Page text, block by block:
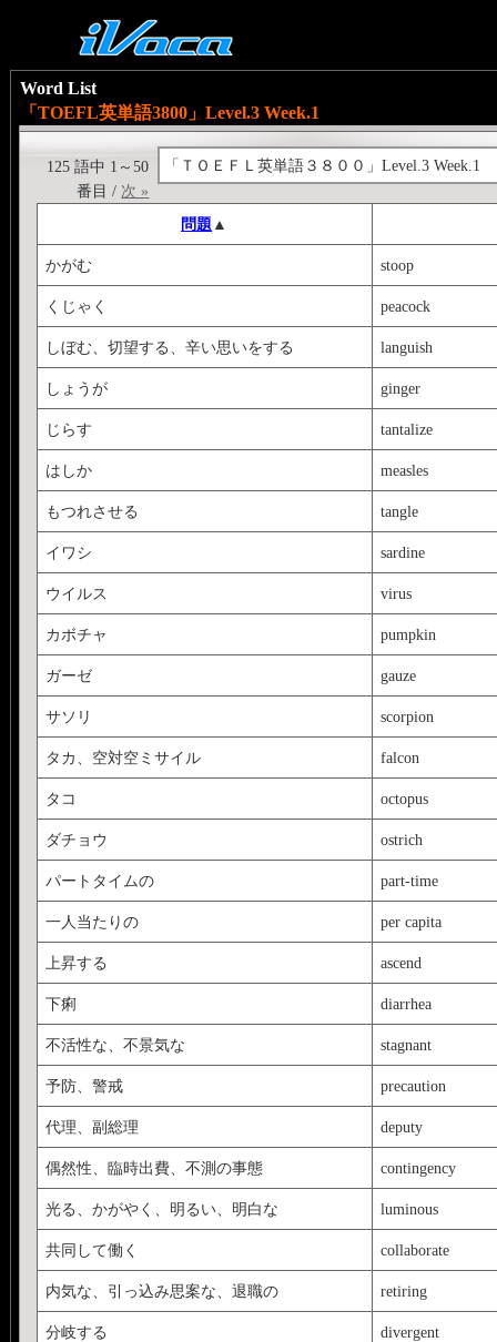
Word List
「TOEFL英単語3800」Level.3 Week.1
「ＴＯＥＦＬ英単語３８００」Level.3 Week.1
125 語中 1～50
番目 / 次 »
問題 ▲
かがむ stoop
くじゃく peacock
しぼむ、切望する、辛い思いをする languish
しょうが ginger
じらす tantalize
はしか measles
もつれさせる tangle
イワシ sardine
ウイルス virus
カボチャ pumpkin
ガーゼ gauze
サソリ scorpion
タカ、空対空ミサイル falcon
タコ octopus
ダチョウ ostrich
パートタイムの part-time
一人当たりの per capita
上昇する ascend
下痢 diarrhea
不活性な、不景気な stagnant
予防、警戒 precaution
代理、副総理 deputy
偶然性、臨時出費、不測の事態 contingency
光る、かがやく、明るい、明白な luminous
共同して働く collaborate
内気な、引っ込み思案な、退職の retiring
分岐する divergent